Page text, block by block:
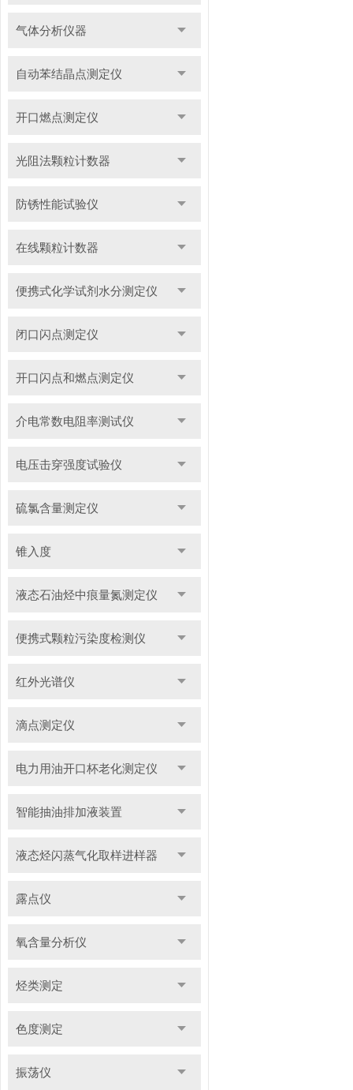
气体分析仪器
自动苯结晶点测定仪
开口燃点测定仪
光阻法颗粒计数器
防锈性能试验仪
在线颗粒计数器
便携式化学试剂水分测定仪
闭口闪点测定仪
开口闪点和燃点测定仪
介电常数电阻率测试仪
电压击穿强度试验仪
硫氯含量测定仪
锥入度
液态石油烃中痕量氮测定仪
便携式颗粒污染度检测仪
红外光谱仪
滴点测定仪
电力用油开口杯老化测定仪
智能抽油排加液装置
液态烃闪蒸气化取样进样器
露点仪
氧含量分析仪
烃类测定
色度测定
振荡仪